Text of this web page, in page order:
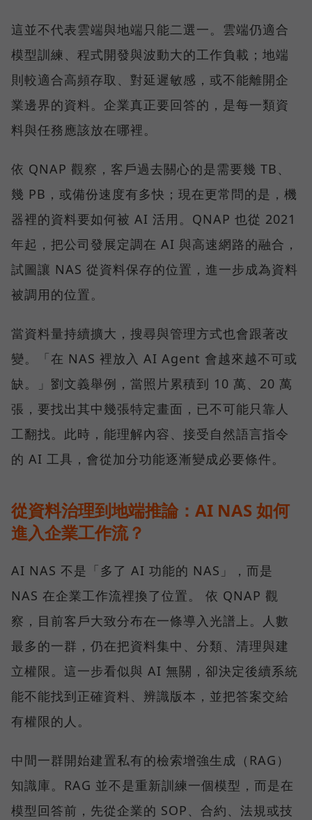
這並不代表雲端與地端只能二選一。雲端仍適合
模型訓練、程式開發與波動大的工作負載；地端
則較適合高頻存取、對延遲敏感，或不能離開企
業邊界的資料。企業真正要回答的，是每一類資
料與任務應該放在哪裡。
依 QNAP 觀察，客戶過去關心的是需要幾 TB、
幾 PB，或備份速度有多快；現在更常問的是，機
器裡的資料要如何被 AI 活用。QNAP 也從 2021
年起，把公司發展定調在 AI 與高速網路的融合，
試圖讓 NAS 從資料保存的位置，進一步成為資料
被調用的位置。
當資料量持續擴大，搜尋與管理方式也會跟著改
變。「在 NAS 裡放入 AI Agent 會越來越不可或
缺。」劉文義舉例，當照片累積到 10 萬、20 萬
張，要找出其中幾張特定畫面，已不可能只靠人
工翻找。此時，能理解內容、接受自然語言指令
的 AI 工具，會從加分功能逐漸變成必要條件。
從資料治理到地端推論：AI NAS 如何
進入企業工作流？
AI NAS 不是「多了 AI 功能的 NAS」，而是
NAS 在企業工作流裡換了位置。 依 QNAP 觀
察，目前客戶大致分布在一條導入光譜上。人數
最多的一群，仍在把資料集中、分類、清理與建
立權限。這一步看似與 AI 無關，卻決定後續系統
能不能找到正確資料、辨識版本，並把答案交給
有權限的人。
中間一群開始建置私有的檢索增強生成（RAG）
知識庫。RAG 並不是重新訓練一個模型，而是在
模型回答前，先從企業的 SOP、合約、法規或技